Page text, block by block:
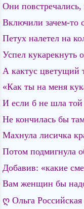
Они повстречались,
Включили зачем-то
Петух налетел на
Успел кукарекнуть
А кактус цветущий
«Как ты на меня
И если б не шла той
Не кончилась бы
Махнула лисичка
Потом подмигнула
Добавив: «какие
Вам женщин бы
ღ Ольга